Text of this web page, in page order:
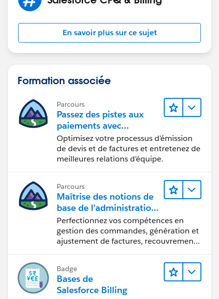
En savoir plus sur ce sujet
Formation associée
Parcours
Passez des pistes aux
paiements avec
Salesforce CPQ et Billing
Optimisez votre processus d’émission
de devis et de factures et entretenez de
meilleures relations d’équipe.
Parcours
Maîtrise des notions de
base de l’administration
de Salesforce Billing
Perfectionnez vos compétences en
gestion des commandes, génération et
ajustement de factures, recouvrement
Badge
Bases de
Salesforce Billing